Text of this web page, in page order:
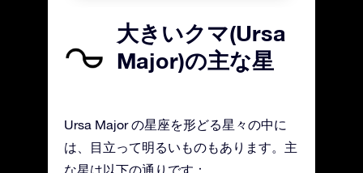
大きいクマ(Ursa
Major)の主な星
Ursa Major の星座を形どる星々の中に
は、目立って明るいものもあります。主